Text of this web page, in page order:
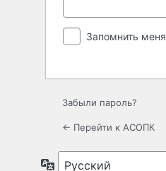
Запомнить меня
Забыли пароль?
← Перейти к АСОПК
Язык